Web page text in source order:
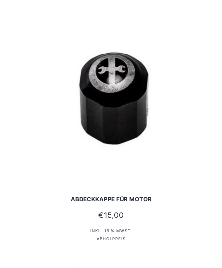
ABDECKKAPPE FÜR MOTOR
€15,00
INKL. 19 % MWST.
ABHOLPREIS